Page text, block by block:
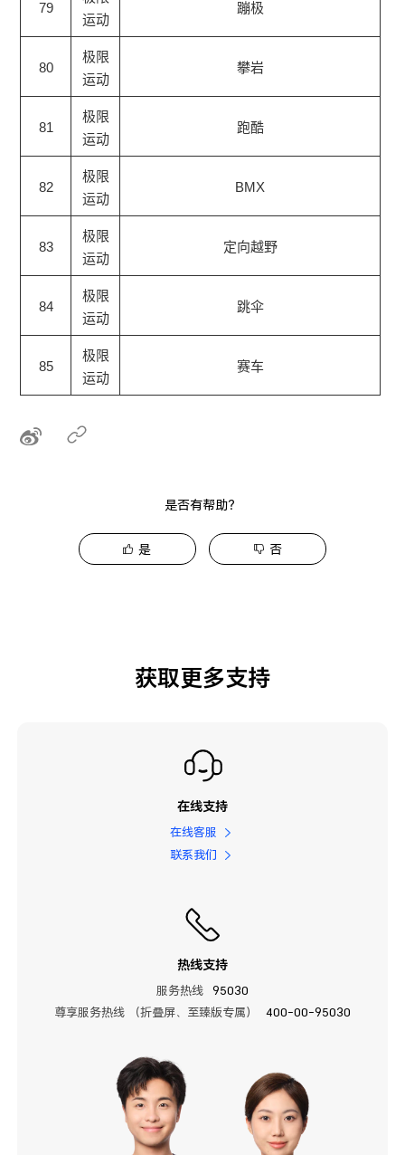
79
运动
蹦极
80
极限
运动
攀岩
81
极限
运动
跑酷
82
极限
运动
BMX
83
极限
运动
定向越野
84
极限
运动
跳伞
85
极限
运动
赛车
是否有帮助？
是 否
获取更多支持
在线支持
在线客服
联系我们
热线支持
服务热线
95030
尊享服务热线 （折叠屏、至臻版专属）
400-00-95030